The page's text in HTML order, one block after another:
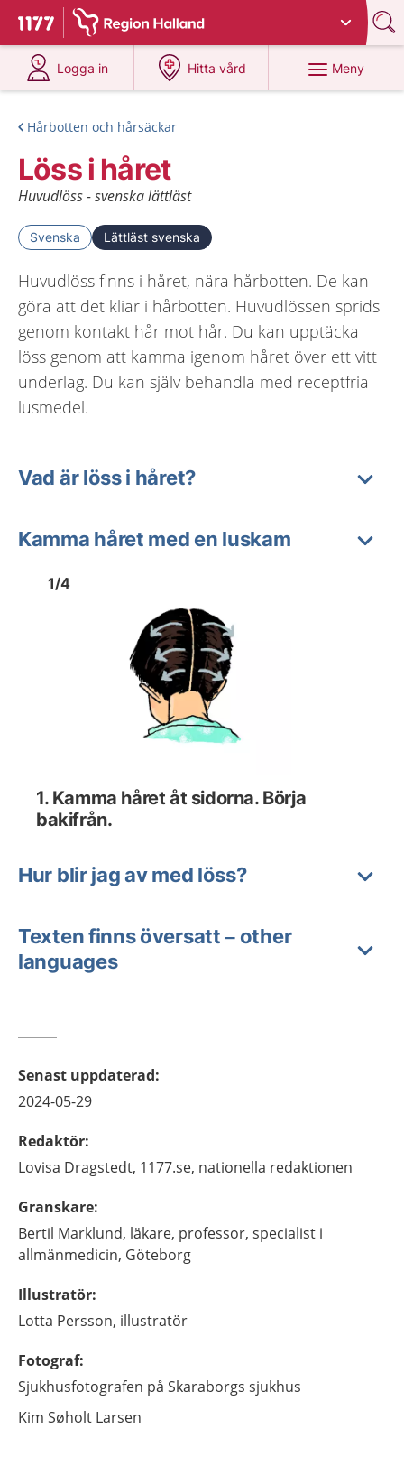
Till startsidan för 1177
Du har valt region Halland
Logga in
på 1177.se
Hitta vård
på 1177.se
Meny
Hårbotten och hårsäckar
Löss i håret
Huvudlöss - svenska lättläst
Svenska Lättläst svenska
Huvudlöss finns i håret, nära hårbotten. De kan
göra att det kliar i hårbotten. Huvudlössen sprids
genom kontakt hår mot hår. Du kan upptäcka
löss genom att kamma igenom håret över ett vitt
underlag. Du kan själv behandla med receptfria
lusmedel.
Vad är löss i håret?
Kamma håret med en luskam
Bild1
1/4
1. Kamma håret åt sidorna. Börja
bakifrån.
Visa föregående bild
Hur blir jag av med löss?
Texten finns översatt – other
languages
Senast uppdaterad:
2024-05-29
Redaktör:
Lovisa Dragstedt, 1177.se, nationella redaktionen
Granskare:
Bertil Marklund, läkare, professor, specialist i
allmänmedicin, Göteborg
Illustratör:
Lotta Persson, illustratör
Fotograf:
Sjukhusfotografen på Skaraborgs sjukhus
Kim Søholt Larsen